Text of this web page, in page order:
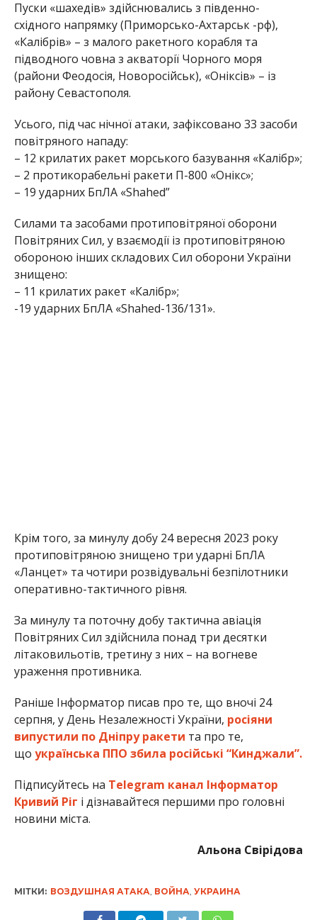
Пуски «шахедів» здійснювались з південно-
східного напрямку (Приморсько-Ахтарськ -рф),
«Калібрів» – з малого ракетного корабля та
підводного човна з акваторії Чорного моря
(райони Феодосія, Новоросійськ), «Оніксів» – із
району Севастополя.
Усього, під час нічної атаки, зафіксовано 33 засоби
повітряного нападу:
– 12 крилатих ракет морського базування «Калібр»;
– 2 протикорабельні ракети П-800 «Онікс»;
– 19 ударних БпЛА «Shahed”
Силами та засобами протиповітряної оборони
Повітряних Сил, у взаємодії із протиповітряною
обороною інших складових Сил оборони України
знищено:
– 11 крилатих ракет «Калібр»;
-19 ударних БпЛА «Shahed-136/131».
Крім того, за минулу добу 24 вересня 2023 року
протиповітряною знищено три ударні БпЛА
«Ланцет» та чотири розвідувальні безпілотники
оперативно-тактичного рівня.
За минулу та поточну добу тактична авіація
Повітряних Сил здійснила понад три десятки
літаковильотів, третину з них – на вогневе
ураження противника.
Раніше Інформатор писав про те, що вночі 24
серпня, у День Незалежності України, росіяни
випустили по Дніпру ракети та про те,
що українська ППО збила російські “Кинджали”.
Підписуйтесь на Telegram канал Інформатор
Кривий Ріг і дізнавайтеся першими про головні
новини міста.
Альона Свірідова
МІТКИ: ВОЗДУШНАЯ АТАКА ВОЙНА УКРАИНА